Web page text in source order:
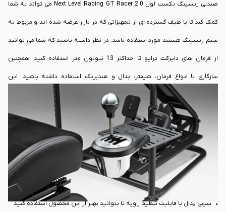
صندلی ریسینگ نکست لول Next Level Racing GT Racer 2.0 می تواند به شما
کمک کند تا با طیف گسترده ای از تجهیزاتی که در بازار عرضه شده اند و مربوط به
سیم ریسینگ هستند مورد استفاده باشد. در نظر داشته باشید که شما می توانید
از فرمان های دایرکت درایو تا حداکثر 13 نیوتون متر استفاده کنید. همچنین
سازگاری با انواع فرمان، شیفتر، پدال و هندبریک استفاده داشته باشید. این
محصول دارای قابلیت مونتاژ آسان و سریع بوده و برای کاربرانی که حرفه ای و یا
مبتدی هستند مناسب واقع خواهد شد.
ویژگی های کلیدی زیر است که باعث می شود بسیاری از گیمرها به این محصول
اعتماد کنند:
• مکانیزم دوگانه برای تنظیم پشتی جهت استحکام بالاتر
• سینی پدال با قابلیت تنظیم زاویه تا بتوانید بهتر از این محصول استفاده کنید